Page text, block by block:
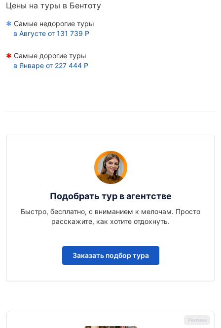
Цены на туры в Бентоту
✱ Самые недорогие туры
в Августе от 131 739 Р
✱ Самые дорогие туры
в Январе от 227 444 Р
Подобрать тур в агентстве
Быстро, бесплатно, с вниманием к мелочам. Просто
расскажите, как хотите отдохнуть.
Заказать подбор тура